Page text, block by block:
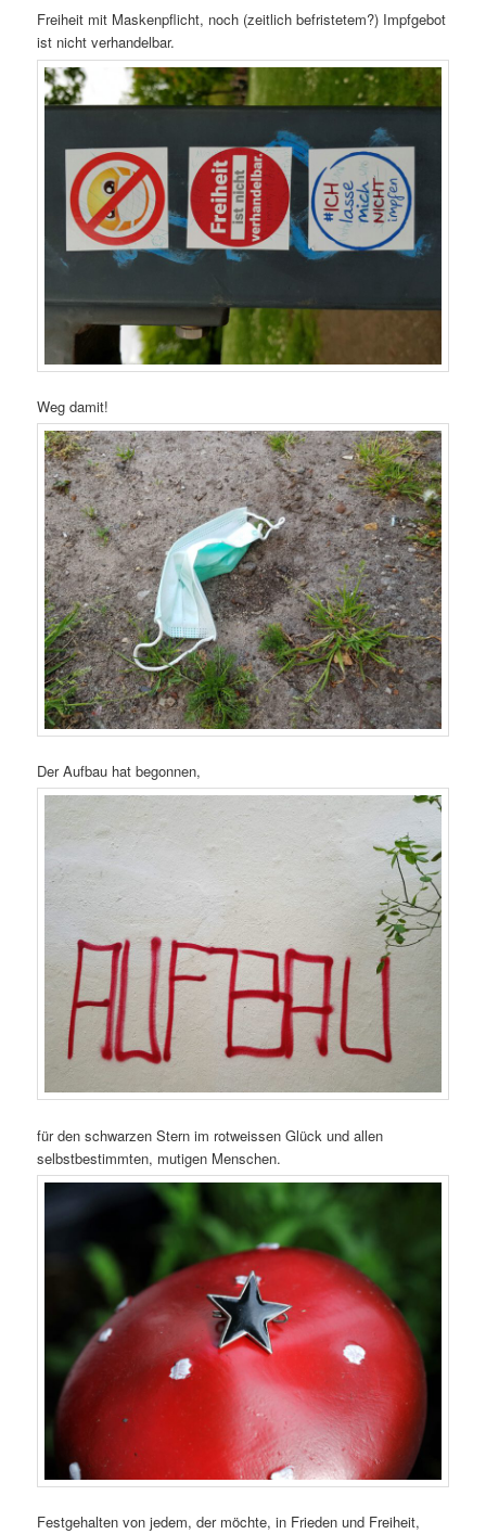
Freiheit mit Maskenpflicht, noch (zeitlich befristetem?) Impfgebot
ist nicht verhandelbar.
Weg damit!
Der Aufbau hat begonnen,
für den schwarzen Stern im rotweissen Glück und allen
selbstbestimmten, mutigen Menschen.
Festgehalten von jedem, der möchte, in Frieden und Freiheit,